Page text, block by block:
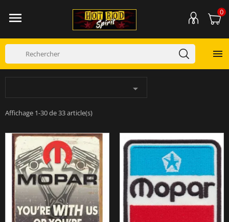
 0


Affichage 1-30 de 33 article(s)